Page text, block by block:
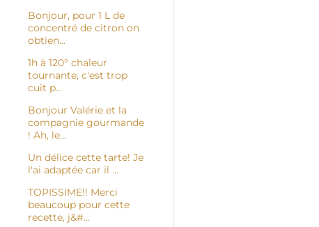
Bonjour, pour 1 L de
concentré de citron on
obtien...
1h à 120° chaleur
tournante, c'est trop
cuit p...
Bonjour Valérie et la
compagnie gourmande
! Ah, le...
Un délice cette tarte! Je
l'ai adaptée car il ...
TOPISSIME!! Merci
beaucoup pour cette
recette, j&#...